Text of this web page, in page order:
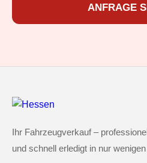
ANFRAGE
Ihr Fahrzeugverkauf –
und schnell erledigt in nur